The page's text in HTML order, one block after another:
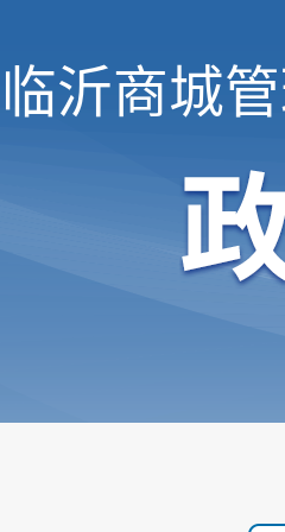
临沂商城